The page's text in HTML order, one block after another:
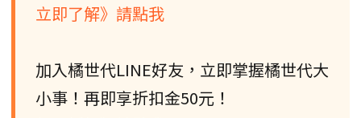
立即了解》請點我
加入橘世代LINE好友，立即掌握橘世代大
小事！再即享折扣金50元！